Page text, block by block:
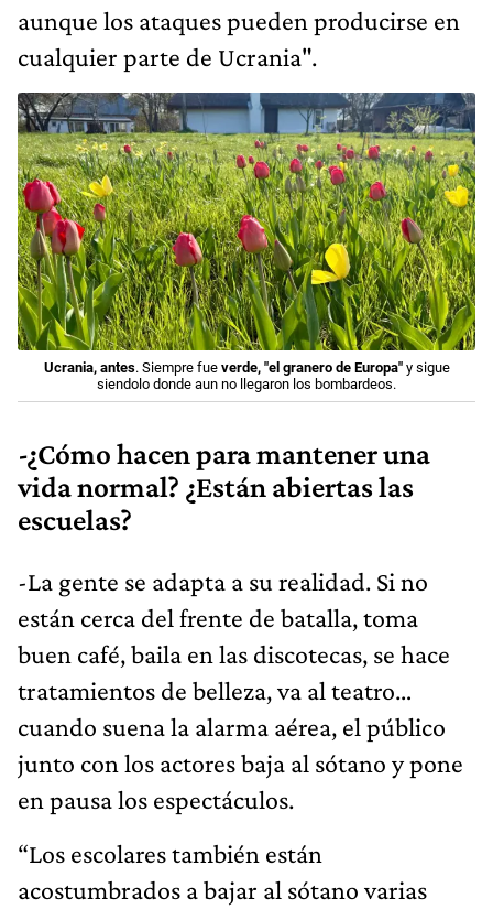
aunque los ataques pueden producirse en
cualquier parte de Ucrania".
Ucrania, antes. Siempre fue verde, "el granero de Europa"y sigue
siendolo donde aun no llegaron los bombardeos.
-¿Cómo hacen para mantener una
vida normal? ¿Están abiertas las
escuelas?
-La gente se adapta a su realidad. Si no
están cerca del frente de batalla, toma
buen café, baila en las discotecas, se hace
tratamientos de belleza, va al teatro…
cuando suena la alarma aérea, el público
junto con los actores baja al sótano y pone
en pausa los espectáculos.
“Los escolares también están
acostumbrados a bajar al sótano varias